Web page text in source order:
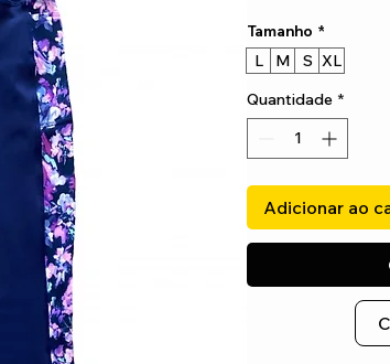
Tamanho *
L M S XL
Quantidade *
Adicionar ao